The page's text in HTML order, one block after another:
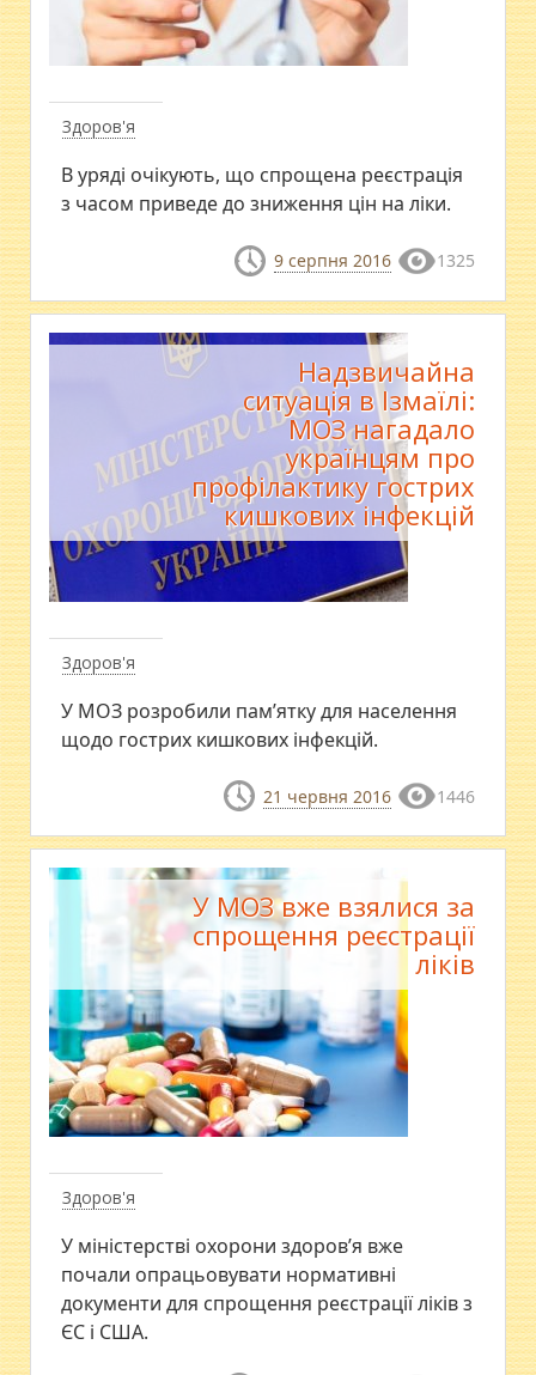
Здоров'я
В уряді очікують, що спрощена реєстрація
з часом приведе до зниження цін на ліки.
9 серпня 2016 1325
Здоров'я
Надзвичайна
ситуація в Ізмаїлі:
МОЗ нагадало
українцям про
профілактику гострих
кишкових інфекцій
У МОЗ розробили пам’ятку для населення
щодо гострих кишкових інфекцій.
21 червня 2016 1446
Здоров'я
У МОЗ вже взялися за
спрощення реєстрації
ліків
У міністерстві охорони здоров’я вже
почали опрацьовувати нормативні
документи для спрощення реєстрації ліків з
ЄС і США.